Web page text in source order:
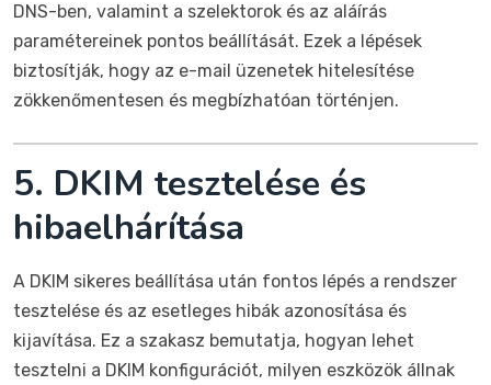
DNS-ben, valamint a szelektorok és az aláírás
paramétereinek pontos beállítását. Ezek a lépések
biztosítják, hogy az e-mail üzenetek hitelesítése
zökkenőmentesen és megbízhatóan történjen.
5. DKIM tesztelése és
hibaelhárítása
A DKIM sikeres beállítása után fontos lépés a rendszer
tesztelése és az esetleges hibák azonosítása és
kijavítása. Ez a szakasz bemutatja, hogyan lehet
tesztelni a DKIM konfigurációt, milyen eszközök állnak